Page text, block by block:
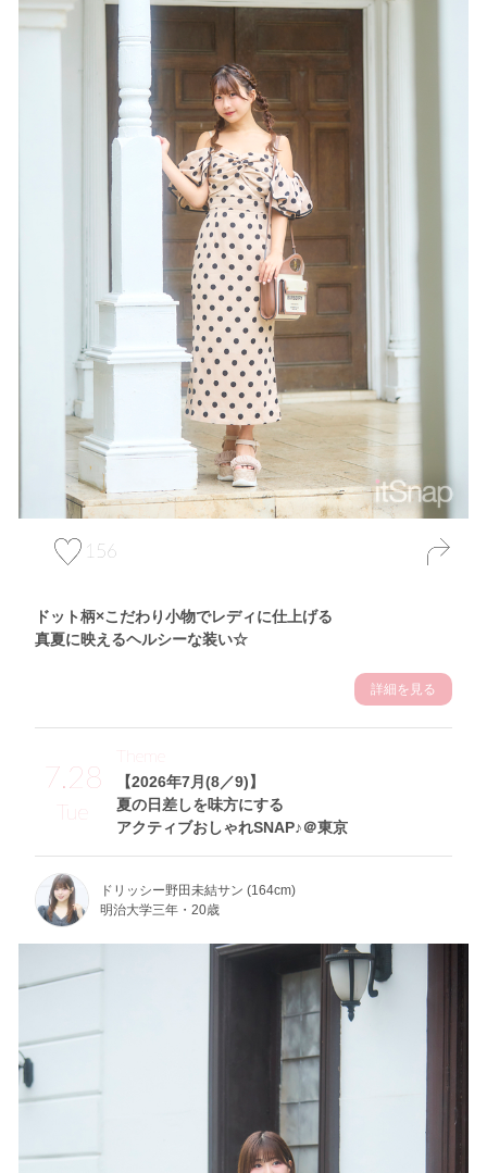
156
ドット柄×こだわり小物でレディに仕上げる
真夏に映えるヘルシーな装い☆
詳細を見る
7.28
Tue
【2026年7月(8／9)】
夏の日差しを味方にする
アクティブおしゃれSNAP♪＠東京
Theme
ドリッシー野田未結サン (164cm)
明治大学三年・20歳